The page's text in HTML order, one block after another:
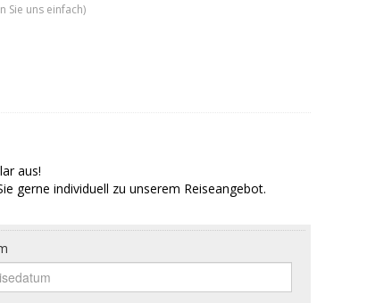
Sie uns einfach)
aus!
gerne individuell zu unserem Reiseangebot.